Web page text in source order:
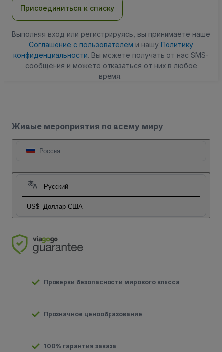
Присоединиться к списку
Выполняя вход или регистрируясь, вы принимаете наше
Соглашение с пользователем и нашу Политику
конфиденциальности. Вы можете получать от нас SMS-
сообщения и можете отказаться от них в любое
время.
Живые мероприятия по всему миру
Россия
Русский
US$ Доллар США
Проверки безопасности мирового класса
Прозначное ценообразование
100% гарантия заказа